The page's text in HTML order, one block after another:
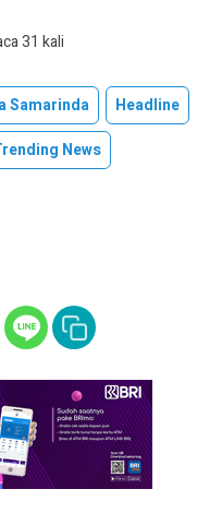
31 kali
Samarinda
Headline
News